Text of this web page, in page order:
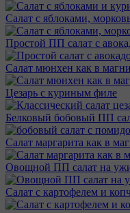
Салат с яблоками,
Простой ПП салат с
Салат мюнхен как в
Цезарь с куриным филе
Белковый бобовый ПП
Салат маргарита как в
Овощной ПП салат на
Салат с картофелем и